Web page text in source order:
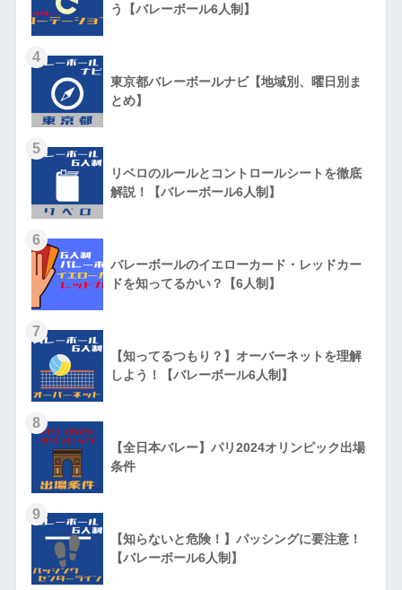
う【バレーボール6人制】
4
東京都バレーボールナビ【地域別、曜日別ま
とめ】
5
リベロのルールとコントロールシートを徹底
解説！【バレーボール6人制】
6
バレーボールのイエローカード・レッドカー
ドを知ってるかい？【6人制】
7
【知ってるつもり？】オーバーネットを理解
しよう！【バレーボール6人制】
8
【全日本バレー】パリ2024オリンピック出場
条件
9
【知らないと危険！】パッシングに要注意！
【バレーボール6人制】